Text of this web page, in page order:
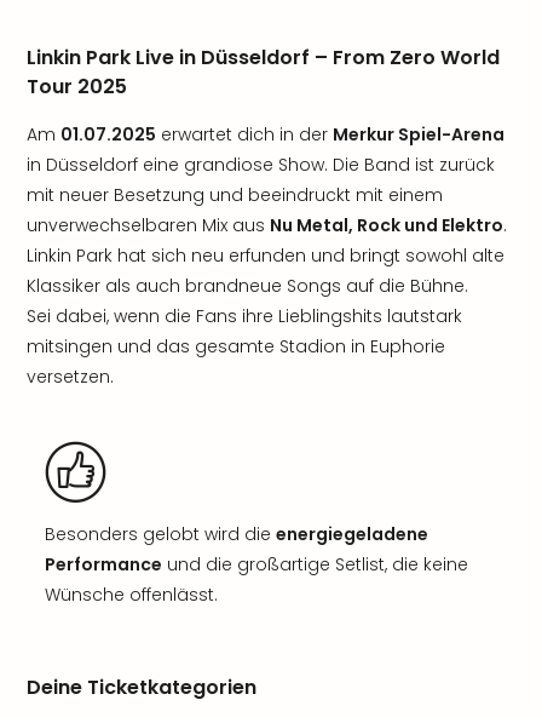
Linkin Park Live in Düsseldorf – From Zero World
Tour 2025
Am 01.07.2025 erwartet dich in der Merkur Spiel-Arena
in Düsseldorf eine grandiose Show. Die Band ist zurück
mit neuer Besetzung und beeindruckt mit einem
unverwechselbaren Mix aus Nu Metal, Rock und Elektro.
Linkin Park hat sich neu erfunden und bringt sowohl alte
Klassiker als auch brandneue Songs auf die Bühne.
Sei dabei, wenn die Fans ihre Lieblingshits lautstark
mitsingen und das gesamte Stadion in Euphorie
versetzen.
Besonders gelobt wird die energiegeladene
Performance und die großartige Setlist, die keine
Wünsche offenlässt.
Deine Ticketkategorien